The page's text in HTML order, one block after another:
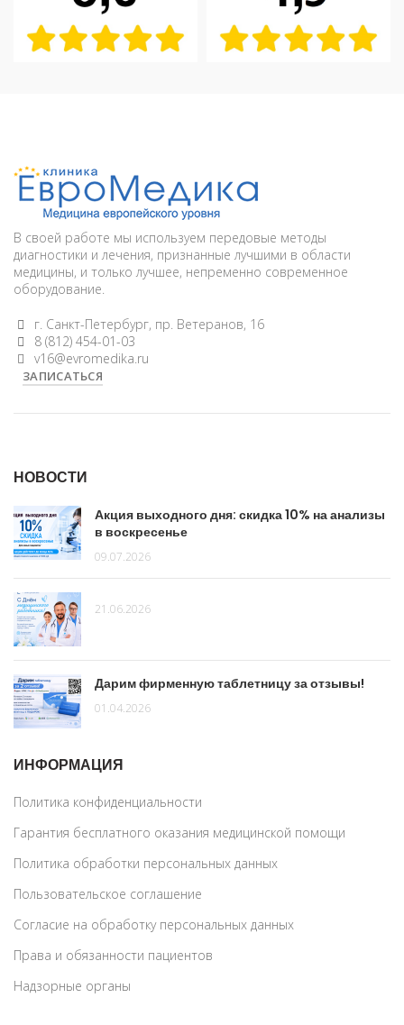
В своей работе мы используем передовые методы
диагностики и лечения, признанные лучшими в области
медицины, и только лучшее, непременно современное
оборудование.
г. Санкт-Петербург, пр. Ветеранов, 16
8 (812) 454-01-03
v16@evromedika.ru
ЗАПИСАТЬСЯ
НОВОСТИ
Акция выходного дня: скидка 10% на анализы
в воскресенье
09.07.2026
21.06.2026
Дарим фирменную таблетницу за отзывы!
01.04.2026
ИНФОРМАЦИЯ
Политика конфиденциальности
Гарантия бесплатного оказания медицинской помощи
Политика обработки персональных данных
Пользовательское соглашение
Согласие на обработку персональных данных
Права и обязанности пациентов
Надзорные органы